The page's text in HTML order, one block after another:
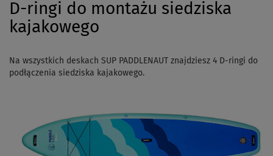
D-ringi do montażu siedziska
kajakowego
Na wszystkich deskach SUP PADDLENAUT znajdziesz 4 D-ringi do
podłączenia siedziska kajakowego.